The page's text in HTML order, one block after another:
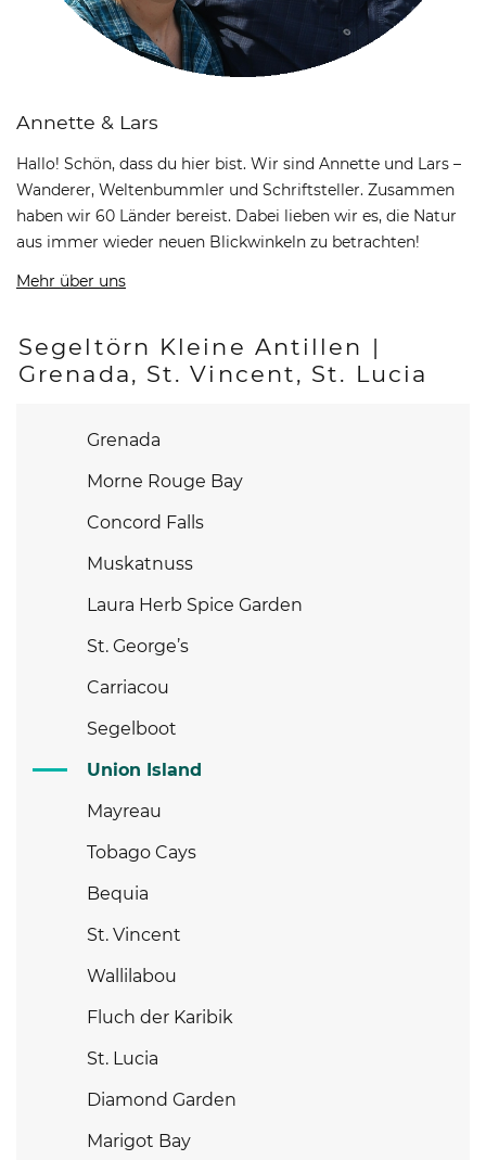
Annette & Lars
Hallo! Schön, dass du hier bist. Wir sind Annette und Lars –
Wanderer, Weltenbummler und Schriftsteller. Zusammen
haben wir 60 Länder bereist. Dabei lieben wir es, die Natur
aus immer wieder neuen Blickwinkeln zu betrachten!
Mehr über uns
Segeltörn Kleine Antillen |
Grenada, St. Vincent, St. Lucia
Grenada
Morne Rouge Bay
Concord Falls
Muskatnuss
Laura Herb Spice Garden
St. George’s
Carriacou
Segelboot
Union Island
Mayreau
Tobago Cays
Bequia
St. Vincent
Wallilabou
Fluch der Karibik
St. Lucia
Diamond Garden
Marigot Bay